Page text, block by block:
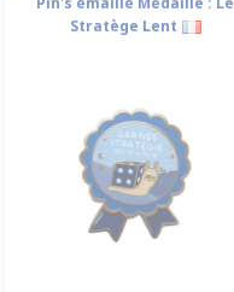
Stratège Lent